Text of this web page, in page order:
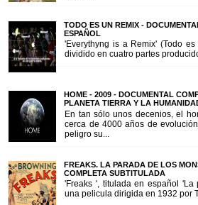
TODO ES UN REMIX -
ESPAÑOL
'Everythyng is a Remix' (Todo
dividido en cuatro partes
HOME - 2009 - DOCUMENTAL
PLANETA TIERRA Y LA
En tan sólo unos decenios, el
cerca de 4000 años de
peligro su...
FREAKS. LA PARADA DE LOS
COMPLETA SUBTITULADA
'Freaks ', titulada en español
una pelicula dirigida en 1932 por